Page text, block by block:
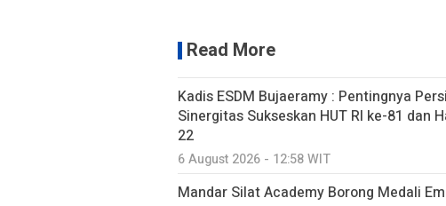
Read More
Kadis ESDM Bujaeramy : Pentingnya
Sinergitas Sukseskan HUT RI ke-81 dan
22
6 August 2026 - 12:58 WIT
Mandar Silat Academy Borong Medali